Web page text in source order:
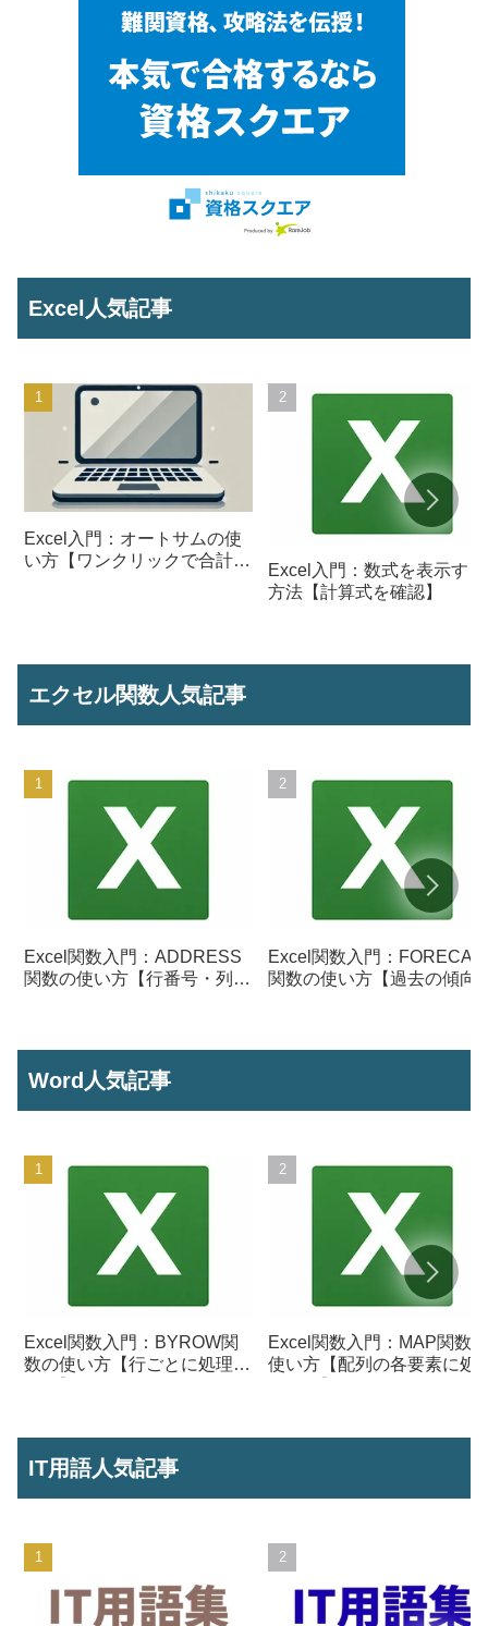
Excel人気記事
Excel入門：オートサムの使
い方【ワンクリックで合計を
Excel入門：数式を表示する
方法【計算式を確認】
エクセル関数人気記事
Excel関数入門：ADDRESS
関数の使い方【行番号・列番
Excel関数入門：
関数の使い方【過去の傾向
Word人気記事
Excel関数入門：BYROW関
数の使い方【行ごとに処理を
Excel関数入門：MAP関数の
使い方【配列の各要素に処
IT用語人気記事